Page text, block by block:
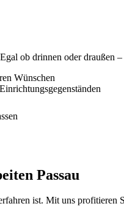
ob drinnen oder
Wünschen
Passau
ist. Mit uns profitieren